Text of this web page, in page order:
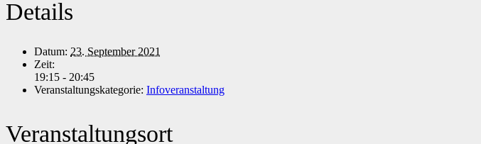
Details
Datum: 23. September 2021
Zeit:
19:15 - 20:45
Veranstaltungskategorie: Infoveranstaltung
Veranstaltungsort